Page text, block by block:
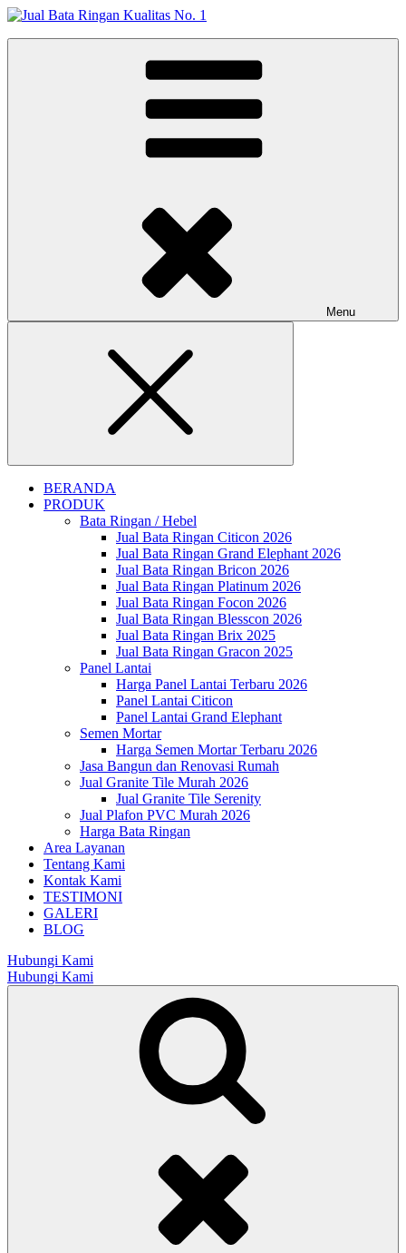
Skip
Jual Bata Ringan Kualitas No. 1
Menu
Close
BERANDA
PRODUK
Bata Ringan / Hebel
Jual Bata Ringan Citicon 2026
Jual Bata Ringan Grand Elephant 2026
Jual Bata Ringan Bricon 2026
Jual Bata Ringan Platinum 2026
Jual Bata Ringan Focon 2026
Jual Bata Ringan Blesscon 2026
Jual Bata Ringan Brix 2025
Jual Bata Ringan Gracon 2025
Panel Lantai
Harga Panel Lantai Terbaru 2026
Panel Lantai Citicon
Panel Lantai Grand Elephant
Semen Mortar
Harga Semen Mortar Terbaru 2026
Jasa Bangun dan Renovasi Rumah
Jual Granite Tile Murah 2026
Jual Granite Tile Serenity
Jual Plafon PVC Murah 2026
Harga Bata Ringan
Area Layanan
Tentang Kami
Kontak Kami
TESTIMONI
GALERI
BLOG
Hubungi Kami
Hubungi Kami